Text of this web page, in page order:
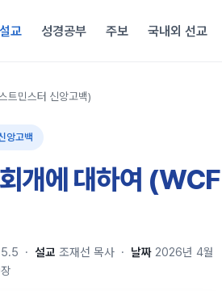
설교 성경공부 주보 국내외 선교
트민스터 신앙고백)
앙고백
개에 대하여 (WCF
· 설교 조재선 목사 · 날짜 2026년 4월